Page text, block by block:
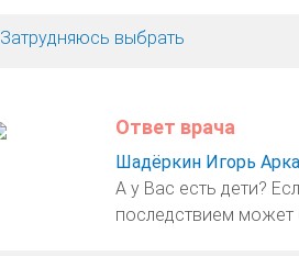
Затрудняюсь выбрать
Ответ врача
Шадёркин Игорь
А у Вас есть дети?
последствием может